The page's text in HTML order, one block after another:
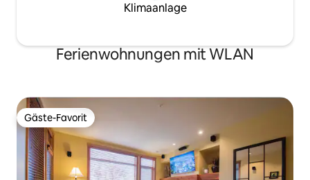
Klimaanlage
Ferienwohnungen mit WLAN
Gäste-Favorit
Gäste-Favorit